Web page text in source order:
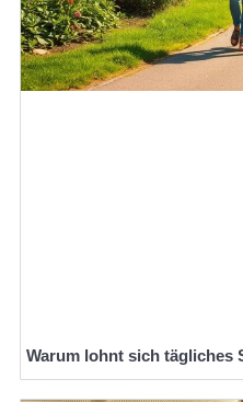
Warum lohnt sich tägliches